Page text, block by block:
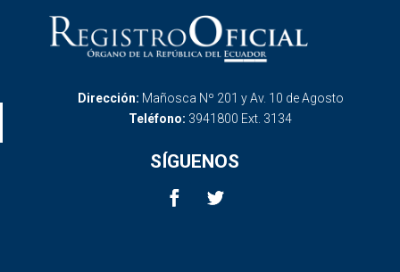
Dirección: Mañosca Nº 201 y Av. 10 de Agosto
Teléfono: 3941800 Ext. 3134
SÍGUENOS